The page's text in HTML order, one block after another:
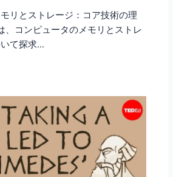
リとストレージ：コア技術の理
、コンピュータのメモリとストレ
て探求…